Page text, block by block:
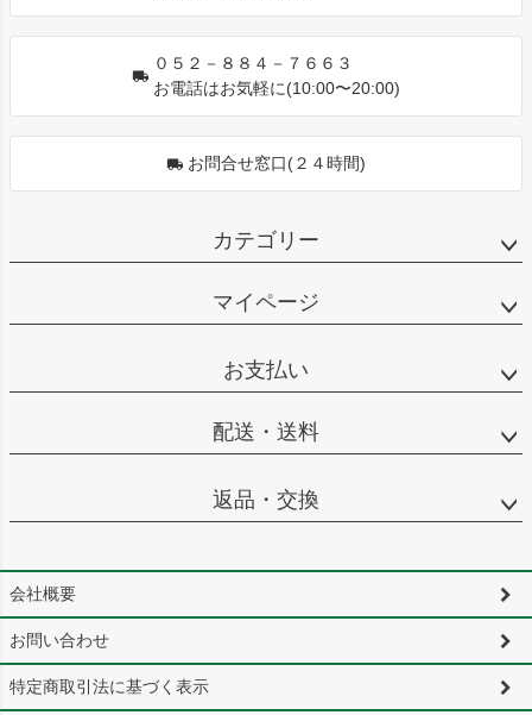
０５２－８８４－７６６３
お電話はお気軽に(10:00〜20:00)
お問合せ窓口(２４時間)
カテゴリー
マイページ
お支払い
配送・送料
返品・交換
会社概要
お問い合わせ
特定商取引法に基づく表示